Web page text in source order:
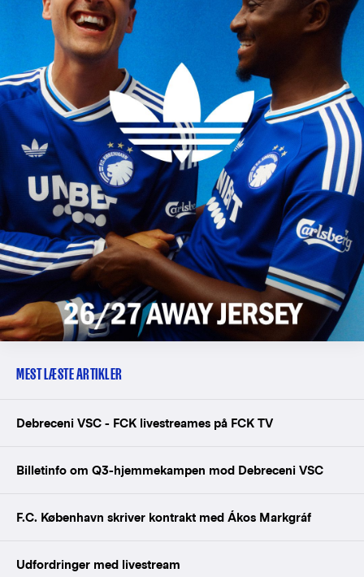
MEST LÆSTE ARTIKLER
Debreceni VSC - FCK livestreames på FCK TV
Billetinfo om Q3-hjemmekampen mod Debreceni VSC
F.C. København skriver kontrakt med Ákos Markgráf
Udfordringer med livestream